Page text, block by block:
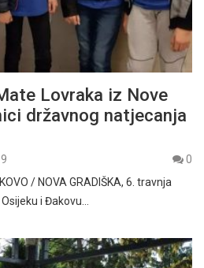
Lovraka iz Nove
državnog natjecanja
0
/ NOVA GRADIŠKA, 6. travnja
i Đakovu…